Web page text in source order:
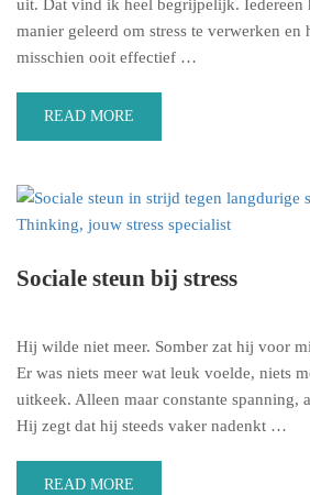
uit. Dat vind ik heel begrijpelijk. Iedereen
manier geleerd om stress te verwerken en
misschien ooit effectief …
READ MORE
Sociale steun bij stress
Hij wilde niet meer. Somber zat hij voor
Er was niets meer wat leuk voelde, niets
uitkeek. Alleen maar constante spanning,
Hij zegt dat hij steeds vaker nadenkt …
READ MORE